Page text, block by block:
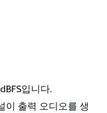
입니다.
이 출력 오디오를 생